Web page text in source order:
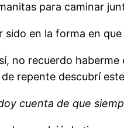
para caminar
sido en la forma en
no recuerdo
repente descubrí
cuenta de que